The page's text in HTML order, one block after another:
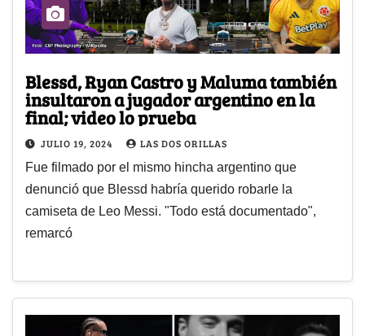
Blessd, Ryan Castro y Maluma también
insultaron a jugador argentino en la
final; video lo prueba
JULIO 19, 2024 LAS DOS ORILLAS
Fue filmado por el mismo hincha argentino que
denunció que Blessd habría querido robarle la
camiseta de Leo Messi. "Todo está documentado",
remarcó